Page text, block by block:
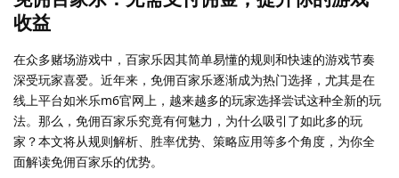
收益
在众多赌场游戏中，百家乐因其简单易懂的规则和快速的游戏节奏
深受玩家喜爱。近年来，免佣百家乐逐渐成为热门选择，尤其是在
线上平台如米乐m6官网上，越来越多的玩家选择尝试这种全新的玩
法。那么，免佣百家乐究竟有何魅力，为什么吸引了如此多的玩
家？本文将从规则解析、胜率优势、策略应用等多个角度，为你全
面解读免佣百家乐的优势。